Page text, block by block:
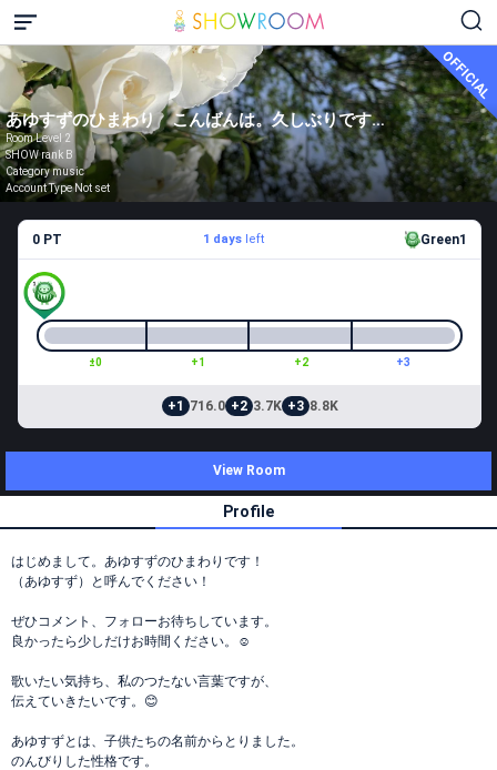
OFFICIAL
あゆすずのひまわり こんばんは。久しぶりです。☺️
Room Level 2
SHOW rank B
Category music
Account Type Not set
0 PT 1 daysleft Green1
±0 +1 +2 +3
+1 716.0 +2 3.7K +3 8.8K
View Room
Profile
はじめまして。あゆすずのひまわりです！
（あゆすず）と呼んでください！
ぜひコメント、フォローお待ちしています。
良かったら少しだけお時間ください。☺️
歌いたい気持ち、私のつたない言葉ですが、
伝えていきたいです。😊
あゆすずとは、子供たちの名前からとりました。
のんびりした性格です。